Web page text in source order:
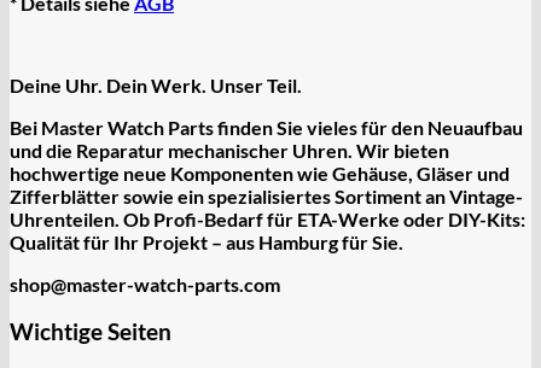
Deine Uhr. Dein Werk. Unser Teil.
Bei Master Watch Parts finden Sie vieles für den Neuaufbau
und die Reparatur mechanischer Uhren. Wir bieten
hochwertige neue Komponentenwie Gehäuse, Gläser und
Zifferblätter sowie ein spezialisiertes Sortiment anVintage-
Uhrenteilen. Ob Profi-Bedarf für ETA-Werke oder DIY-Kits:
Qualität für Ihr Projekt – aus Hamburg für Sie.
shop@master-watch-parts.com
Wichtige Seiten